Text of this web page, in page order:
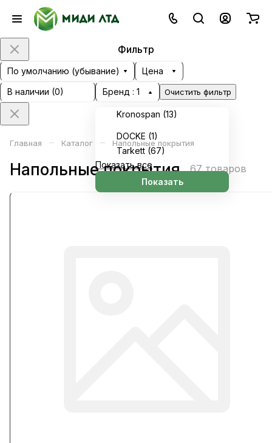
Фильтр
По умолчанию (убывание)
Цена
В наличии (0) Бренд : 1
Kronospan (13)
DOCKE (1)
Tarkett (67)
Показать все
Показать
Очистить фильтр
Главная – Каталог – Напольные покрытия
Напольные покрытия 67 товаров